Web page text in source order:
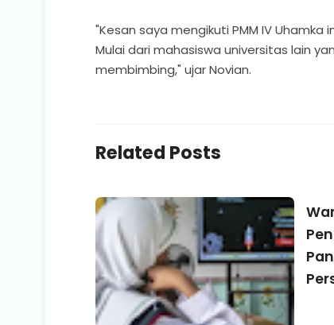
"Kesan saya mengikuti PMM IV
Mulai dari mahasiswa universitas lain
membimbing," ujar Novian.
Related Posts